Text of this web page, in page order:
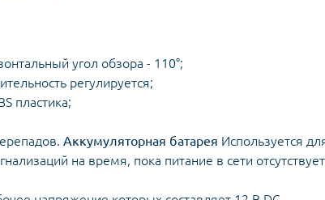
угол обзора - 110°;
регулируется;
пластика;
Аккумуляторная батарея Используется
на время, пока питание в сети отсутствует